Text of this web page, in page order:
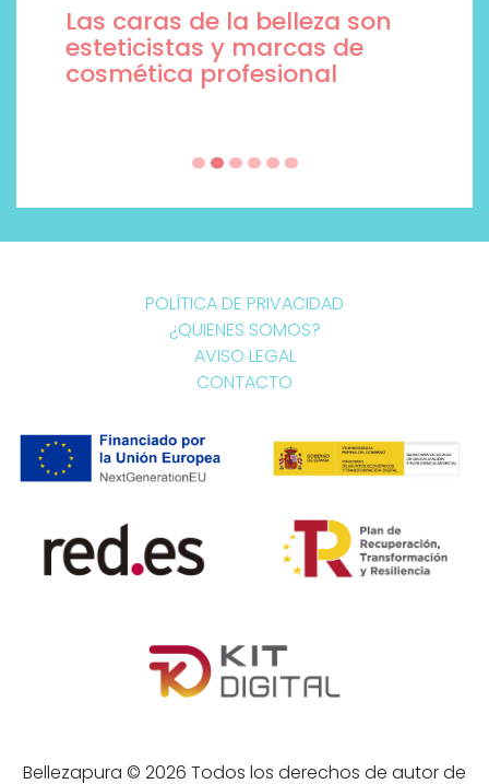
Las caras de la belleza son
esteticistas y marcas de
cosmética profesional
POLÍTICA DE PRIVACIDAD
¿QUIENES SOMOS?
AVISO LEGAL
CONTACTO
Bellezapura © 2026 Todos los derechos de autor de